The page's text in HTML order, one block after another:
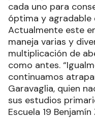
cada uno para
óptima y agradable
Actualmente este
maneja varias y
multiplicación de
como antes.
continuamos
Garavaglia, quien
sus estudios
Escuela 19